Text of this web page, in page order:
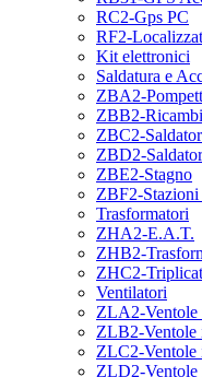
RC2-Gps PC
RF2-
Kit elettronici
Saldatura e
ZBA2-
ZBB2-
ZBC2-
ZBD2-
ZBE2-Stagno
ZBF2-Stazioni
Trasformatori
ZHA2-E.A.T.
ZHB2-
ZHC2-
Ventilatori
ZLA2-Ventole
ZLB2-Ventole
ZLC2-
ZLD2-